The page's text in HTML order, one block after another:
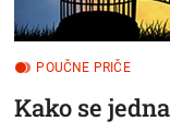
POUČNE PRIČE
Kako se